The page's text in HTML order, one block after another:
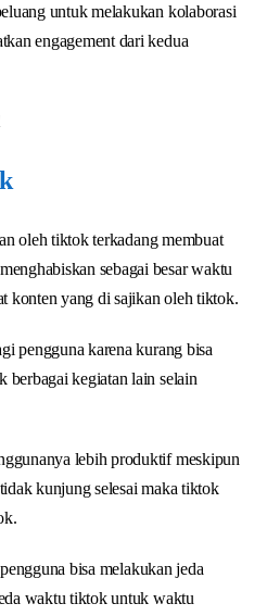
untuk melakukan kolaborasi
engagement dari kedua
oleh tiktok terkadang membuat
sebagai besar waktu
konten yang di sajikan oleh tiktok.
pengguna karena kurang bisa
berbagai kegiatan lain selain
lebih produktif meskipun
kunjung selesai maka tiktok
bisa melakukan jeda
waktu tiktok untuk waktu